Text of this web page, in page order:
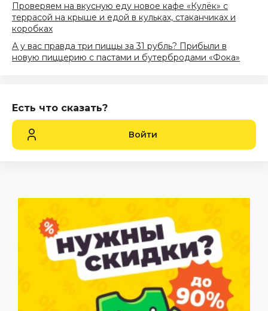
Проверяем на вкусную еду новое кафе «Кулёк» с
террасой на крыше и едой в кульках, стаканчиках и
коробках
А у вас правда три пиццы за 31 рубль? Прибыли в
новую пиццерию с пастами и бутербродами «Фока»
Есть что сказать?
Войти